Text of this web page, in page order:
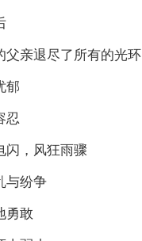
亲退尽了所有的光环
郁
忍
，风狂雨骤
纷争
敢